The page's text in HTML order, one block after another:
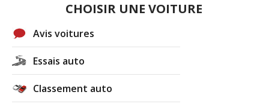
CHOISIR UNE VOITURE
Avis voitures
Essais auto
Classement auto